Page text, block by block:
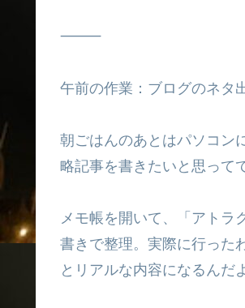
⸻
午前の作業：ブログのネタ
朝ごはんのあとはパソコン
略記事を書きたいと思って
メモ帳を開いて、「アトラ
書きで整理。実際に行った
とリアルな内容になるんだ